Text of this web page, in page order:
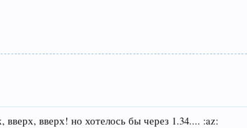
вверх! но хотелось бы через 1.34.... :az: